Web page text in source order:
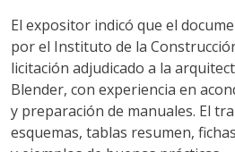
El expositor indicó que el
por el Instituto de la
licitación adjudicado a la
Blender, con experiencia en
y preparación de manuales. El
esquemas, tablas resumen,